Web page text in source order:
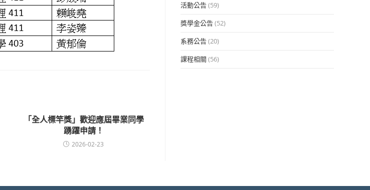
「全人標竿獎」歡迎應屆畢業同學
踴躍申請！
2026-02-23
活動公告(59)
獎學金公告(52)
系務公告(20)
課程相關 (56)